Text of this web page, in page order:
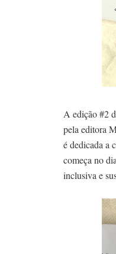
A edição #2
pela editora
é dedicada a
começa no
inclusiva e